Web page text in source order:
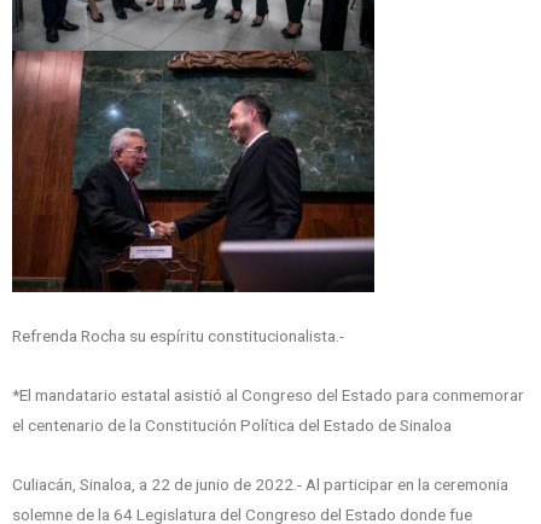
Refrenda Rocha su espíritu constitucionalista.-
*El mandatario estatal asistió al Congreso del Estado para conmemorar
el centenario de la Constitución Política del Estado de Sinaloa
Culiacán, Sinaloa, a 22 de junio de 2022.- Al participar en la ceremonia
solemne de la 64 Legislatura del Congreso del Estado donde fue